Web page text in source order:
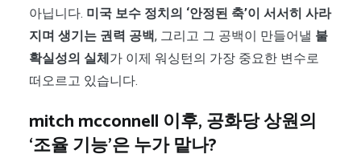
아닙니다. 미국 보수 정치의 ‘안정된 축’이 서서히 사라
지며 생기는 권력 공백, 그리고 그 공백이 만들어낼 불
확실성의 실체가 이제 워싱턴의 가장 중요한 변수로
떠오르고 있습니다.
mitch mcconnell 이후, 공화당 상원의
‘조율 기능’은 누가 맡나?